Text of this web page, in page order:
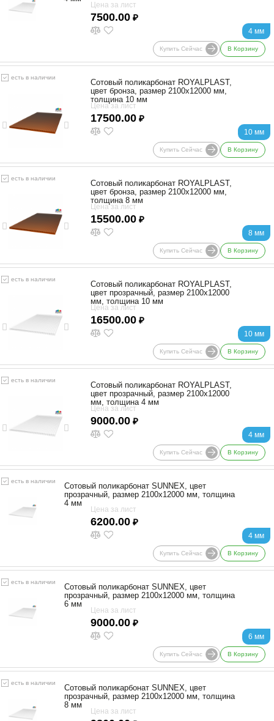
4 мм
Цена за лист
7500.00 ₽
Купить Сейчас В Корзину
есть в наличии
10 мм
Сотовый поликарбонат ROYALPLAST,
цвет бронза, размер 2100x12000 мм,
толщина 10 мм
Цена за лист
17500.00 ₽
Купить Сейчас В Корзину
есть в наличии
8 мм
Сотовый поликарбонат ROYALPLAST,
цвет бронза, размер 2100x12000 мм,
толщина 8 мм
Цена за лист
15500.00 ₽
Купить Сейчас В Корзину
есть в наличии
10 мм
Сотовый поликарбонат ROYALPLAST,
цвет прозрачный, размер 2100x12000
мм, толщина 10 мм
Цена за лист
16500.00 ₽
Купить Сейчас В Корзину
есть в наличии
4 мм
Сотовый поликарбонат ROYALPLAST,
цвет прозрачный, размер 2100x12000
мм, толщина 4 мм
Цена за лист
9000.00 ₽
Купить Сейчас В Корзину
есть в наличии
4 мм
Сотовый поликарбонат SUNNEX, цвет
прозрачный, размер 2100x12000 мм, толщина
4 мм
Цена за лист
6200.00 ₽
Купить Сейчас В Корзину
есть в наличии
6 мм
Сотовый поликарбонат SUNNEX, цвет
прозрачный, размер 2100x12000 мм, толщина
6 мм
Цена за лист
9000.00 ₽
Купить Сейчас В Корзину
есть в наличии
Сотовый поликарбонат SUNNEX, цвет
прозрачный, размер 2100x12000 мм, толщина
8 мм
Цена за лист